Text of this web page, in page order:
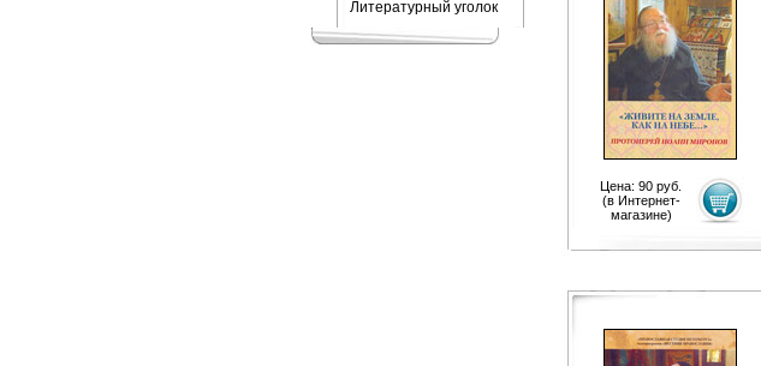
Литературный уголок
Цена: 90 руб.
(в Интернет-
магазине)